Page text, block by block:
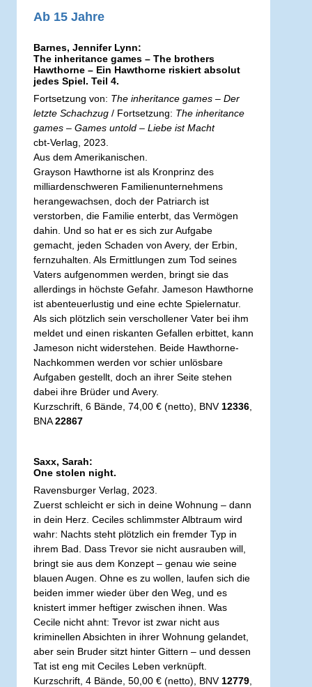
Ab 15 Jahre
Barnes, Jennifer Lynn:
The inheritance games – The brothers
Hawthorne – Ein Hawthorne riskiert absolut
jedes Spiel. Teil 4.
Fortsetzung von: The inheritance games – Der
letzte Schachzug / Fortsetzung: The inheritance
games – Games untold – Liebe ist Macht
cbt-Verlag, 2023.
Aus dem Amerikanischen.
Grayson Hawthorne ist als Kronprinz des
milliardenschweren Familienunternehmens
herangewachsen, doch der Patriarch ist
verstorben, die Familie enterbt, das Vermögen
dahin. Und so hat er es sich zur Aufgabe
gemacht, jeden Schaden von Avery, der Erbin,
fernzuhalten. Als Ermittlungen zum Tod seines
Vaters aufgenommen werden, bringt sie das
allerdings in höchste Gefahr. Jameson Hawthorne
ist abenteuerlustig und eine echte Spielernatur.
Als sich plötzlich sein verschollener Vater bei ihm
meldet und einen riskanten Gefallen erbittet, kann
Jameson nicht widerstehen. Beide Hawthorne-
Nachkommen werden vor schier unlösbare
Aufgaben gestellt, doch an ihrer Seite stehen
dabei ihre Brüder und Avery.
Kurzschrift, 6 Bände, 74,00 € (netto), BNV 12336
BNA22867
Saxx, Sarah:
One stolen night.
Ravensburger Verlag, 2023.
Zuerst schleicht er sich in deine Wohnung – dann
in dein Herz. Ceciles schlimmster Albtraum wird
wahr: Nachts steht plötzlich ein fremder Typ in
ihrem Bad. Dass Trevor sie nicht ausrauben will,
bringt sie aus dem Konzept – genau wie seine
blauen Augen. Ohne es zu wollen, laufen sich die
beiden immer wieder über den Weg, und es
knistert immer heftiger zwischen ihnen. Was
Cecile nicht ahnt: Trevor ist zwar nicht aus
kriminellen Absichten in ihrer Wohnung gelandet,
aber sein Bruder sitzt hinter Gittern – und dessen
Tat ist eng mit Ceciles Leben verknüpft.
Kurzschrift, 4 Bände, 50,00 € (netto), BNV 12779